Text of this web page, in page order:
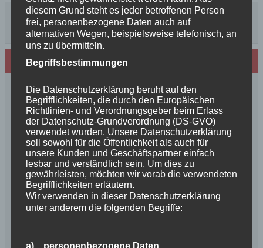
Neues von den Turmschurken
Frohe Weihnachten 2025 unseren
Schurkenfamilien und Freunden
Herzlichen Glückwunsch zum 4. Geburtstag
Unsere Feenkinder haben alle verzaubert
News++News++News++Unsere Feenkinder sind
geboren++
++NEWS++NEWS++NEWS++Wir sind
schwanger++
So schön, die Freundschaften der Schurkeneltern
Lilly´s Schwester schickt Grüße
Unsere schöne BenBenkinder schicken
diesem Grund steht es jeder betroffenen Person
frei, personenbezogene Daten auch auf
alternativen Wegen, beispielsweise telefonisch, an
uns zu übermitteln.
Begriffsbestimmungen
Die Datenschutzerklärung beruht auf den
Begrifflichkeiten, die durch den Europäischen
Richtlinien- und Verordnungsgeber beim Erlass
der Datenschutz-Grundverordnung (DS-GVO)
verwendet wurden. Unsere Datenschutzerklärung
soll sowohl für die Öffentlichkeit als auch für
unsere Kunden und Geschäftspartner einfach
lesbar und verständlich sein. Um dies zu
gewährleisten, möchten wir vorab die verwendeten
Begrifflichkeiten erläutern.
Wir verwenden in dieser Datenschutzerklärung
unter anderem die folgenden Begriffe:
a) personenbezogene Daten